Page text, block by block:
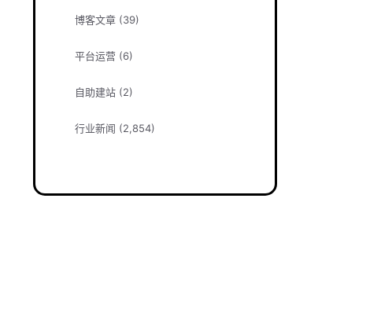
博客文章 (39)
平台运营 (6)
自助建站 (2)
行业新闻 (2,854)